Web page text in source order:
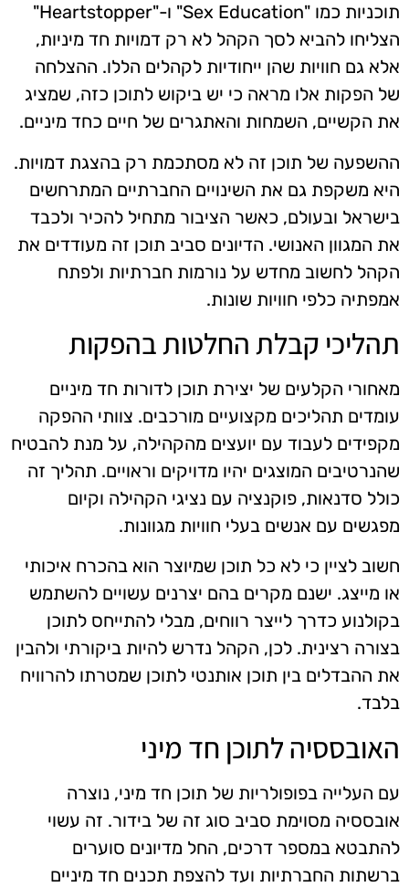
תוכניות כמו "Sex Education" ו-"Heartstopper"
הצליחו להביא לסך הקהל לא רק דמויות חד מיניות,
אלא גם חוויות שהן ייחודיות לקהלים הללו. ההצלחה
של הפקות אלו מראה כי יש ביקוש לתוכן כזה, שמציג
את הקשיים, השמחות והאתגרים של חיים כחד מיניים.
ההשפעה של תוכן זה לא מסתכמת רק בהצגת דמויות.
היא משקפת גם את השינויים החברתיים המתרחשים
בישראל ובעולם, כאשר הציבור מתחיל להכיר ולכבד
את המגוון האנושי. הדיונים סביב תוכן זה מעודדים את
הקהל לחשוב מחדש על נורמות חברתיות ולפתח
אמפתיה כלפי חוויות שונות.
תהליכי קבלת החלטות בהפקות
מאחורי הקלעים של יצירת תוכן לדורות חד מיניים
עומדים תהליכים מקצועיים מורכבים. צוותי ההפקה
מקפידים לעבוד עם יועצים מהקהילה, על מנת להבטיח
שהנרטיבים המוצגים יהיו מדויקים וראויים. תהליך זה
כולל סדנאות, פוקנציה עם נציגי הקהילה וקיום
מפגשים עם אנשים בעלי חוויות מגוונות.
חשוב לציין כי לא כל תוכן שמיוצר הוא בהכרח איכותי
או מייצג. ישנם מקרים בהם יצרנים עשויים להשתמש
בקולנוע כדרך לייצר רווחים, מבלי להתייחס לתוכן
בצורה רצינית. לכן, הקהל נדרש להיות ביקורתי ולהבין
את ההבדלים בין תוכן אותנטי לתוכן שמטרתו להרוויח
בלבד.
האובססיה לתוכן חד מיני
עם העלייה בפופולריות של תוכן חד מיני, נוצרה
אובססיה מסוימת סביב סוג זה של בידור. זה עשוי
להתבטא במספר דרכים, החל מדיונים סוערים
ברשתות החברתיות ועד להצפת תכנים חד מיניים